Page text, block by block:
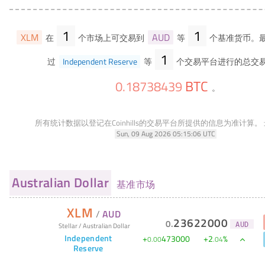
XLM 在 1 个市场上可交易到 AUD 等 1
个基准货币。
过
Independent Reserve 等 1 个交易平台进行的总交
0.18738439 BTC 。
所有统计数据以登记在Coinhills的交易平台所提供的信息为准计算。
Sun, 09 Aug 2026 05:15:06 UTC
Australian Dollar 基准市场
XLM / AUD
Stellar/Australian Dollar
Independent
Reserve
0.23622000 AUD
+0.00473000 +2.04%